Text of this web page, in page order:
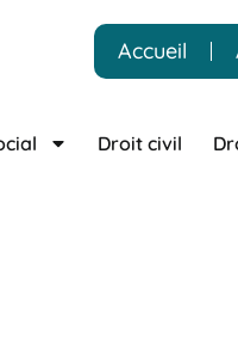
Accueil
Droit civil